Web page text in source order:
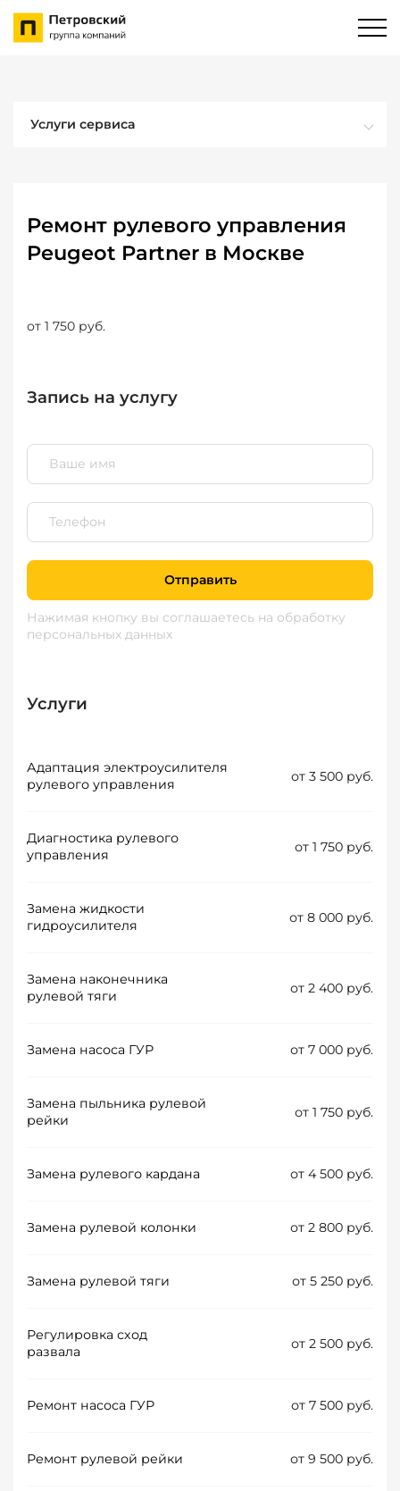
Услуги сервиса
Ремонт рулевого управления
Peugeot Partner в Москве
от 1 750 руб.
Запись на услугу
Отправить
Нажимая кнопку вы соглашаетесь на обработку
персональных данных
Услуги
Адаптация электроусилителя
рулевого управления
от 3 500 руб.
Диагностика рулевого
управления
от 1 750 руб.
Замена жидкости
гидроусилителя
от 8 000 руб.
Замена наконечника
рулевой тяги
от 2 400 руб.
Замена насоса ГУР от 7 000 руб.
Замена пыльника рулевой
рейки
от 1 750 руб.
Замена рулевого кардана от 4 500 руб.
Замена рулевой колонки от 2 800 руб.
Замена рулевой тяги от 5 250 руб.
Регулировка сход
развала
от 2 500 руб.
Ремонт насоса ГУР от 7 500 руб.
Ремонт рулевой рейки от 9 500 руб.